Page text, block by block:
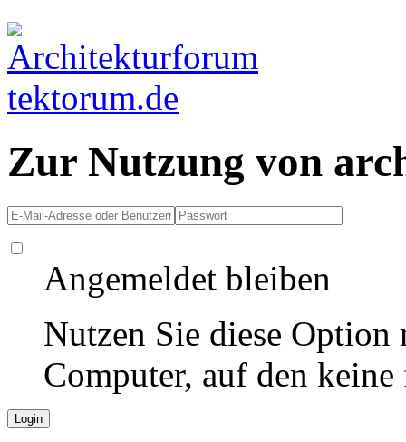
Zur Nutzung von
Angemeldet bleiben
Nutzen Sie diese
Computer, auf den